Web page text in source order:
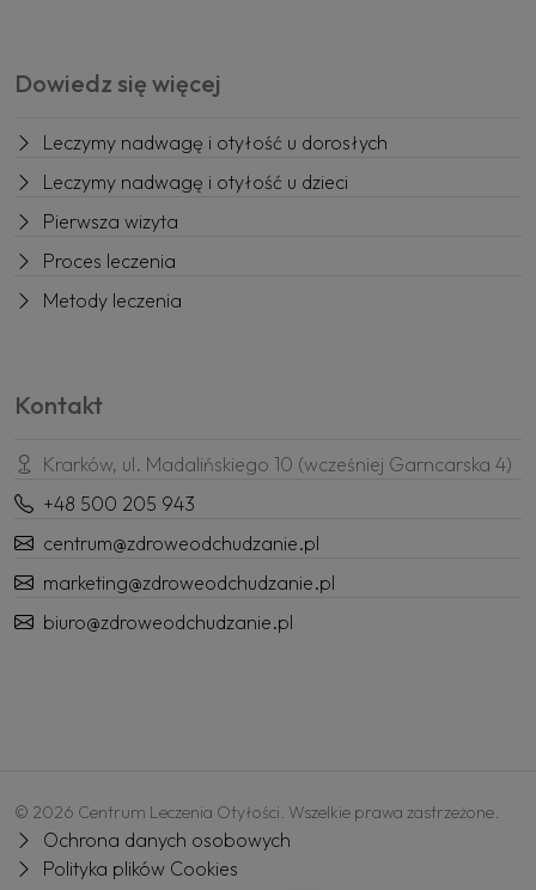
Dowiedz się więcej
Leczymy nadwagę i otyłość u dorosłych
Leczymy nadwagę i otyłość u dzieci
Pierwsza wizyta
Proces leczenia
Metody leczenia
Kontakt
Krarków, ul. Madalińskiego 10 (wcześniej Garncarska 4)
+48 500 205 943
centrum@zdroweodchudzanie.pl
marketing@zdroweodchudzanie.pl
biuro@zdroweodchudzanie.pl
© 2026 Centrum Leczenia Otyłości. Wszelkie prawa zastrzeżone.
Ochrona danych osobowych
Polityka plików Cookies